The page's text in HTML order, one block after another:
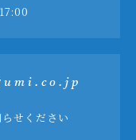
せください